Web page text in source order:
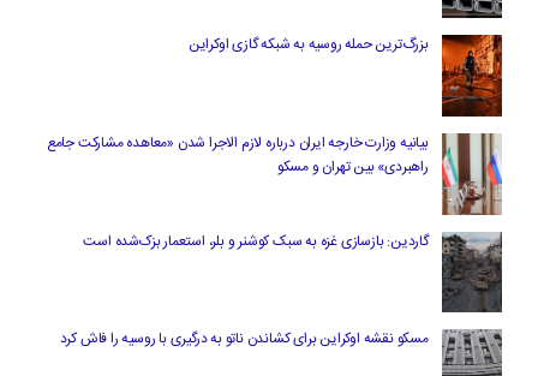
بزرگ‌ترین حمله روسیه به شبکه گازی اوکراین
بیانیه وزارت خارجه ایران درباره لازم‌ الاجرا شدن «معاهده مشارکت جامع
راهبردی» بین تهران و مسکو
گاردین: بازسازی غزه به سبک کوشنر و بلر، استعمار بزک‌شده است
مسکو نقشه اوکراین برای کشاندن ناتو به درگیری با روسیه را فاش کرد